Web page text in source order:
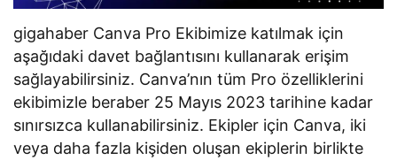
gigahaber Canva Pro Ekibimize katılmak için
aşağıdaki davet bağlantısını kullanarak erişim
sağlayabilirsiniz. Canva’nın tüm Pro özelliklerini
ekibimizle beraber 25 Mayıs 2023 tarihine kadar
sınırsızca kullanabilirsiniz. Ekipler için Canva, iki
veya daha fazla kişiden oluşan ekiplerin birlikte